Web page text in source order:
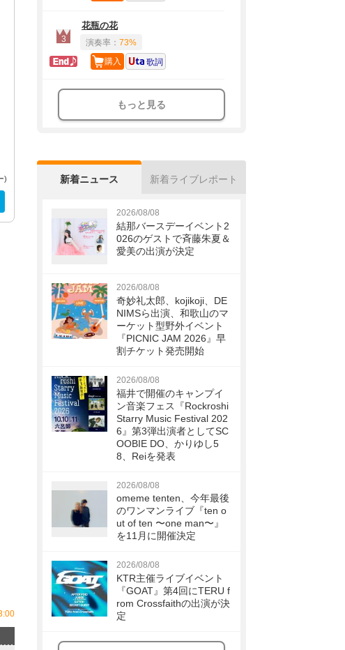
)
3
花瓶の花
演奏率： 73%
ラスト定番
購入 歌詞
もっと見る
新着ニュース 新着ライブレポート
2026/08/08
結那バースデーイベント2
026のゲストで斉藤朱夏＆
愛美の出演が決定
2026/08/08
奇妙礼太郎、kojikoji、DE
NIMSら出演、和歌山のマ
ーケット型野外イベント
『PICNIC JAM 2026』早
割チケット発売開始
2026/08/08
福井で開催のキャンプイ
ン音楽フェス『Rockroshi
Starry Music Festival 202
6』第3弾出演者としてSC
OOBIE DO、かりゆし5
8、Reiを発表
2026/08/08
omeme tenten、今年最後
のワンマンライブ『ten o
ut of ten 〜one man〜』
を11月に開催決定
2026/08/08
KTR主催ライブイベント
『GOAT』第4回にTERU f
rom Crossfaithの出演が決
定